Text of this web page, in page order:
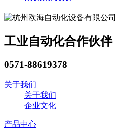
工业自动化合作伙伴
0571-88619378
关于我们
关于我们
企业文化
产品中心